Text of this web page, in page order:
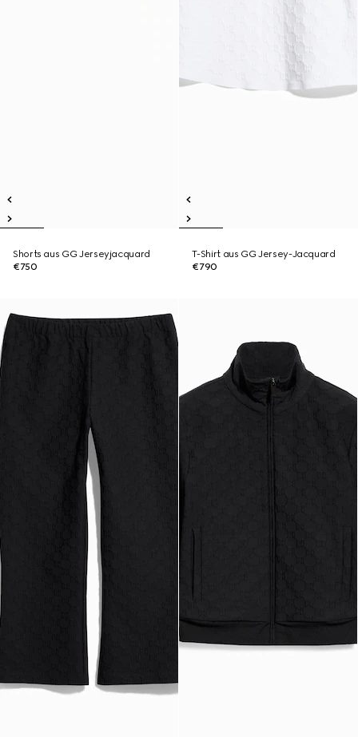
Shorts aus GG Jerseyjacquard
€750
T-Shirt aus GG Jersey-Jacquard
€790